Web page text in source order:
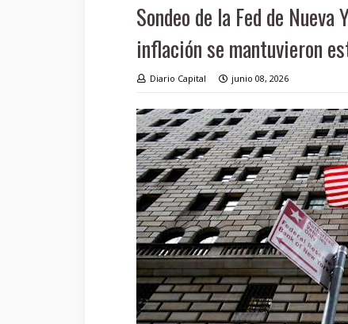
Sondeo de la Fed de
inflación se mantuvieron
Diario Capital junio 08, 2026